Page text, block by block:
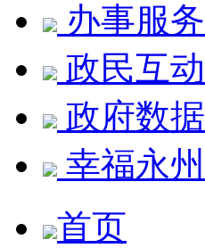
办事服务
政民互动
政府数据
幸福永州
首页